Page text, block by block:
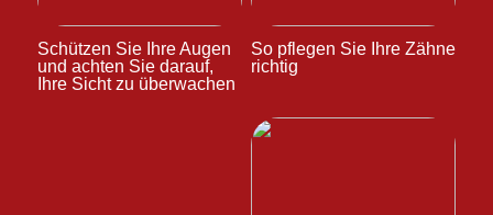
Schützen Sie Ihre Augen
und achten Sie darauf,
Ihre Sicht zu überwachen
So pflegen Sie Ihre Zähne
richtig